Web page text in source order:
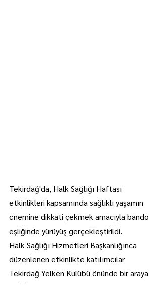
Tekirdağ'da, Halk Sağlığı Haftası
etkinlikleri kapsamında sağlıklı yaşamın
önemine dikkati çekmek amacıyla bando
eşliğinde yürüyüş gerçekleştirildi.
Halk Sağlığı Hizmetleri Başkanlığınca
düzenlenen etkinlikte katılımcılar
Tekirdağ Yelken Kulübü önünde bir araya